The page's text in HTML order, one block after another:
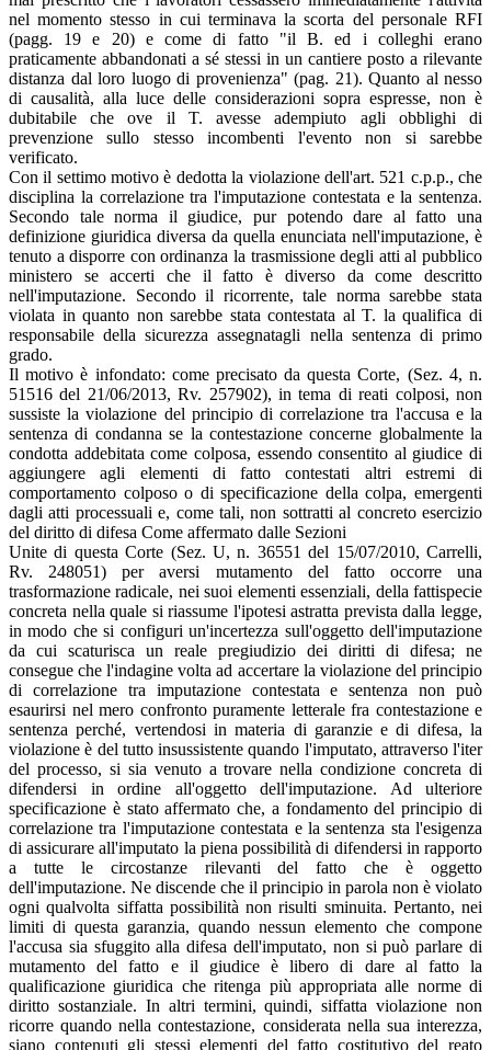
nel momento stesso in cui terminava la scorta del personale RFI
(pagg. 19 e 20) e come di fatto "il B. ed i colleghi erano
praticamente abbandonati a sé stessi in un cantiere posto a rilevante
distanza dal loro luogo di provenienza" (pag. 21). Quanto al nesso
di causalità, alla luce delle considerazioni sopra espresse, non è
dubitabile che ove il T. avesse adempiuto agli obblighi di
prevenzione sullo stesso incombenti l'evento non si sarebbe
verificato.
Con il settimo motivo è dedotta la violazione dell'art. 521 c.p.p., che
disciplina la correlazione tra l'imputazione contestata e la sentenza.
Secondo tale norma il giudice, pur potendo dare al fatto una
definizione giuridica diversa da quella enunciata nell'imputazione, è
tenuto a disporre con ordinanza la trasmissione degli atti al pubblico
ministero se accerti che il fatto è diverso da come descritto
nell'imputazione. Secondo il ricorrente, tale norma sarebbe stata
violata in quanto non sarebbe stata contestata al T. la qualifica di
responsabile della sicurezza assegnatagli nella sentenza di primo
grado.
Il motivo è infondato: come precisato da questa Corte, (Sez. 4, n.
51516 del 21/06/2013, Rv. 257902), in tema di reati colposi, non
sussiste la violazione del principio di correlazione tra l'accusa e la
sentenza di condanna se la contestazione concerne globalmente la
condotta addebitata come colposa, essendo consentito al giudice di
aggiungere agli elementi di fatto contestati altri estremi di
comportamento colposo o di specificazione della colpa, emergenti
dagli atti processuali e, come tali, non sottratti al concreto esercizio
del diritto di difesa Come affermato dalle Sezioni
Unite di questa Corte (Sez. U, n. 36551 del 15/07/2010, Carrelli,
Rv. 248051) per aversi mutamento del fatto occorre una
trasformazione radicale, nei suoi elementi essenziali, della fattispecie
concreta nella quale si riassume l'ipotesi astratta prevista dalla legge,
in modo che si configuri un'incertezza sull'oggetto dell'imputazione
da cui scaturisca un reale pregiudizio dei diritti di difesa; ne
consegue che l'indagine volta ad accertare la violazione del principio
di correlazione tra imputazione contestata e sentenza non può
esaurirsi nel mero confronto puramente letterale fra contestazione e
sentenza perché, vertendosi in materia di garanzie e di difesa, la
violazione è del tutto insussistente quando l'imputato, attraverso l'iter
del processo, si sia venuto a trovare nella condizione concreta di
difendersi in ordine all'oggetto dell'imputazione. Ad ulteriore
specificazione è stato affermato che, a fondamento del principio di
correlazione tra l'imputazione contestata e la sentenza sta l'esigenza
di assicurare all'imputato la piena possibilità di difendersi in rapporto
a tutte le circostanze rilevanti del fatto che è oggetto
dell'imputazione. Ne discende che il principio in parola non è violato
ogni qualvolta siffatta possibilità non risulti sminuita. Pertanto, nei
limiti di questa garanzia, quando nessun elemento che compone
l'accusa sia sfuggito alla difesa dell'imputato, non si può parlare di
mutamento del fatto e il giudice è libero di dare al fatto la
qualificazione giuridica che ritenga più appropriata alle norme di
diritto sostanziale. In altri termini, quindi, siffatta violazione non
ricorre quando nella contestazione, considerata nella sua interezza,
siano contenuti gli stessi elementi del fatto costitutivo del reato